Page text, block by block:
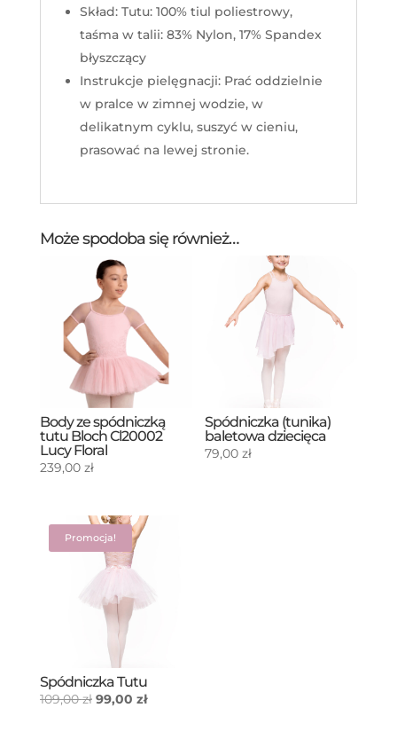
Skład: Tutu: 100% tiul poliestrowy,
taśma w talii: 83% Nylon, 17% Spandex
błyszczący
Instrukcje pielęgnacji: Prać oddzielnie
w pralce w zimnej wodzie, w
delikatnym cyklu, suszyć w cieniu,
prasować na lewej stronie.
Może spodoba się również…
Body ze spódniczką
tutu Bloch Cl20002
Lucy Floral
239,00 zł
Spódniczka (tunika)
baletowa dziecięca
79,00zł
Promocja!
Spódniczka Tutu
109,00zł Pierwotna
99,00 złAktualna